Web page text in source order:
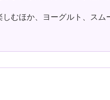
むほか、ヨーグルト、ス